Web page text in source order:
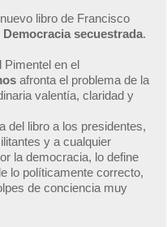
libro de Francisco
Democracia secuestrada.
Pimentel en el
afronta el problema de la
valentía, claridad y
del libro a los presidentes,
y a cualquier
la democracia, lo define
lo políticamente correcto,
de conciencia muy